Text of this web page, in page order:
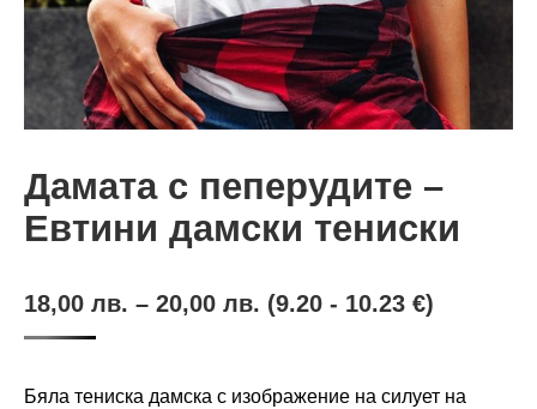
Дамата с пеперудите –
Евтини дамски тениски
18,00 лв. – 20,00 лв. (9.20 - 10.23 €)
Бяла тениска дамска с изображение на силует на